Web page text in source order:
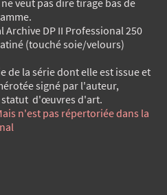
DP II Professional​ 250
(touché soie/velours)
la série dont elle est issue et
signé par l'auteur,
statut d'œuvres d'art.
n'est pas répertoriée dans la